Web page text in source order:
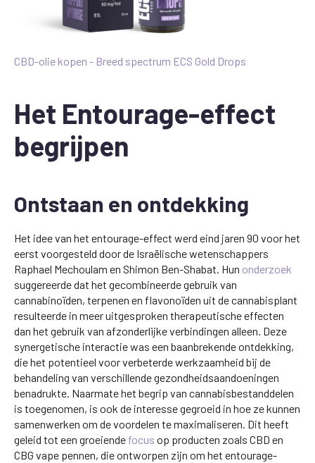
CBD-olie kopen - Breed spectrum ECS Gold Drops
Het Entourage-effect
begrijpen
Ontstaan en ontdekking
Het idee van het entourage-effect werd eind jaren 90 voor het
eerst voorgesteld door de Israëlische wetenschappers
Raphael Mechoulam en Shimon Ben-Shabat. Hun onderzoek
suggereerde dat het gecombineerde gebruik van
cannabinoïden, terpenen en flavonoïden uit de cannabisplant
resulteerde in meer uitgesproken therapeutische effecten
dan het gebruik van afzonderlijke verbindingen alleen. Deze
synergetische interactie was een baanbrekende ontdekking,
die het potentieel voor verbeterde werkzaamheid bij de
behandeling van verschillende gezondheidsaandoeningen
benadrukte. Naarmate het begrip van cannabisbestanddelen
is toegenomen, is ook de interesse gegroeid in hoe ze kunnen
samenwerken om de voordelen te maximaliseren. Dit heeft
geleid tot een groeiende focus op producten zoals CBD en
CBG vape pennen, die ontworpen zijn om het entourage-